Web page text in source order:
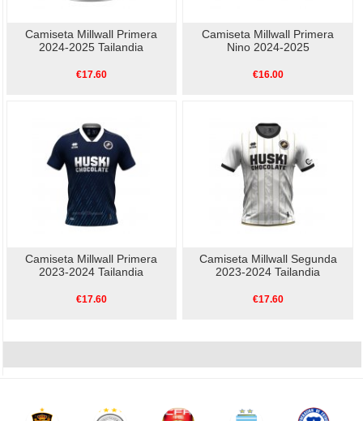
Camiseta Millwall Primera
2024-2025 Tailandia
€17.60
Camiseta Millwall Primera
Nino 2024-2025
€16.00
Camiseta Millwall Primera
2023-2024 Tailandia
€17.60
Camiseta Millwall Segunda
2023-2024 Tailandia
€17.60